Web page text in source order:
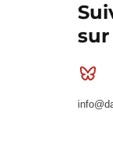
sur